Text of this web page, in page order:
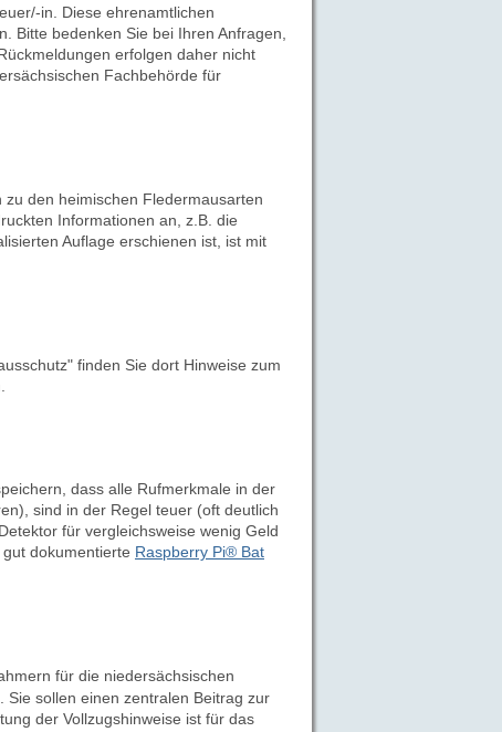
in. Diese ehrenamtlichen
Bitte bedenken Sie bei Ihren Anfragen,
erfolgen daher nicht
Fachbehörde für
den heimischen Fledermausarten
Informationen an, z.B. die
Auflage erschienen ist, ist mit
finden Sie dort Hinweise zum
dass alle Rufmerkmale in der
sind in der Regel teuer (oft deutlich
für vergleichsweise wenig Geld
dokumentierte Raspberry Pi® Bat
für die niedersächsischen
Sie sollen einen zentralen Beitrag zur
der Vollzugshinweise ist für das